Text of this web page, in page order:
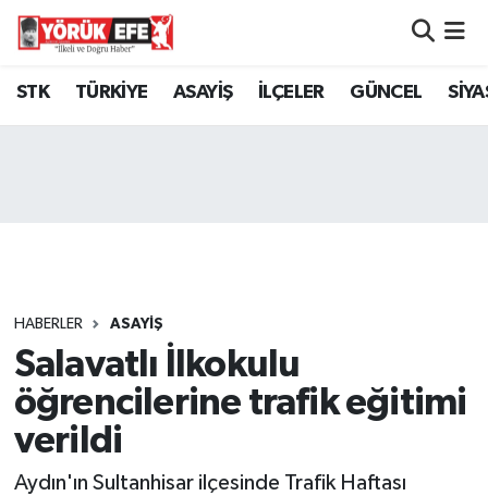
STK TÜRKİYE ASAYİŞ İLÇELER GÜNCEL
HABERLER ASAYİŞ
Salavatlı İlkokulu
öğrencilerine trafik eğitimi
verildi
Aydın'ın Sultanhisar ilçesinde Trafik Haftası
Aydın Nöbetçi Eczaneler
Tüm Manşetler
Son Dakika Haberleri
Haber Arşivi